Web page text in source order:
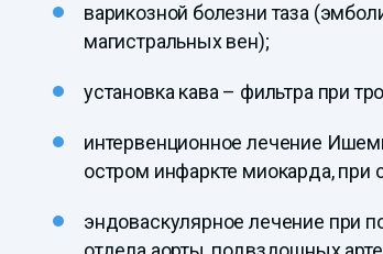
варикозной болезни таза
магистральных вен);
установка кава – фильтра при
интервенционное лечение
остром инфаркте миокарда, при
эндоваскулярное лечение при